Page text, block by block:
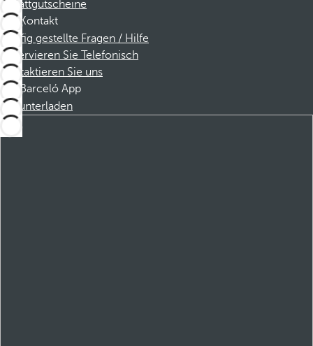
Rabattgutscheine
Kontakt
Häufig gestellte Fragen / Hilfe
Reservieren Sie Telefonisch
Kontaktieren Sie uns
Barceló App
Herunterladen